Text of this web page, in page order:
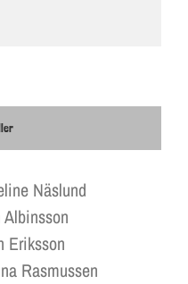
Näslund
Albinsson
Eriksson
Rasmussen